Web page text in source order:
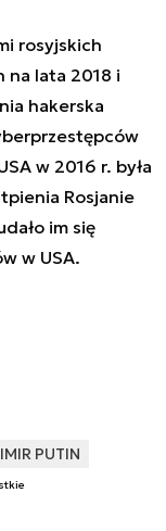
rosyjskich
na lata 2018 i
hakerska
w 2016 r. była
Rosjanie
im się
w USA.
PUTIN